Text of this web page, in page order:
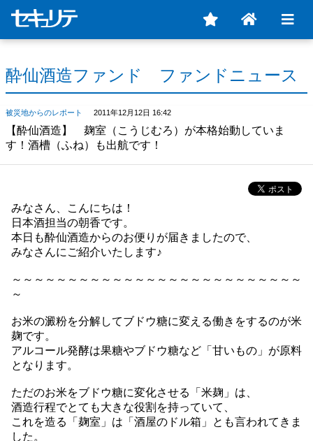
酔仙酒造ファンド ファンドニュース
被災地からのレポート 2011年12月12日 16:42
【酔仙酒造】 麹室（こうじむろ）が本格始動していま
す！酒槽（ふね）も出航です！
みなさん、こんにちは！
日本酒担当の朝香です。
本日も酔仙酒造からのお便りが届きましたので、
みなさんにご紹介いたします♪
～～～～～～～～～～～～～～～～～～～～～～～～～～
～
お米の澱粉を分解してブドウ糖に変える働きをするのが米
麹です。
アルコール発酵は果糖やブドウ糖など「甘いもの」が原料
となります。
ただのお米をブドウ糖に変化させる「米麹」は、
酒造行程でとても大きな役割を持っていて、
これを造る「麹室」は「酒屋のドル箱」とも言われてきま
した。